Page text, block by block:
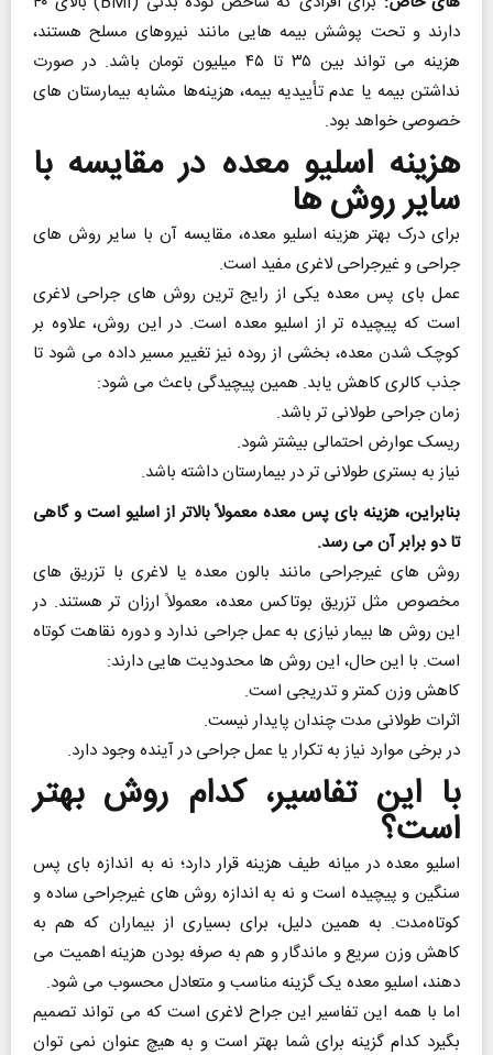
دارند و تحت پوشش بیمه ‌هایی مانند نیروهای مسلح هستند،
هزینه می‌ تواند بین ۳۵ تا ۴۵ میلیون تومان باشد. در صورت
نداشتن بیمه یا عدم تأییدیه بیمه، هزینه‌ها مشابه بیمارستان‌ های
خصوصی خواهد بود.
هزینه اسلیو معده در مقایسه با
سایر روش ‌ها
برای درک بهتر هزینه اسلیو معده، مقایسه آن با سایر روش‌ های
جراحی و غیرجراحی لاغری مفید است.
عمل بای پس معده یکی از رایج ‌ترین روش‌ های جراحی لاغری
است که پیچیده ‌تر از اسلیو معده است. در این روش، علاوه بر
کوچک شدن معده، بخشی از روده نیز تغییر مسیر داده می ‌شود تا
جذب کالری کاهش یابد. همین پیچیدگی باعث می ‌شود:
زمان جراحی طولانی‌ تر باشد.
ریسک عوارض احتمالی بیشتر شود.
نیاز به بستری طولانی ‌تر در بیمارستان داشته باشد.
بنابراین، هزینه بای پس معده معمولاً بالاتر از اسلیو است و گاهی
تا دو برابر آن می ‌رسد.
روش‌ های غیرجراحی مانند بالون معده یا لاغری با تزریق‌ های
مخصوص مثل تزریق بوتاکس معده، معمولاً ارزان ‌تر هستند. در
این روش‌ ها بیمار نیازی به عمل جراحی ندارد و دوره نقاهت کوتاه
است. با این حال، این روش‌ ها محدودیت ‌هایی دارند:
کاهش وزن کمتر و تدریجی است.
اثرات طولانی ‌مدت چندان پایدار نیست.
در برخی موارد نیاز به تکرار یا عمل جراحی در آینده وجود دارد.
با این تفاسیر، کدام روش بهتر
است؟
اسلیو معده در میانه طیف هزینه قرار دارد؛ نه به اندازه بای پس
سنگین و پیچیده است و نه به اندازه روش ‌های غیرجراحی ساده و
کوتاه‌مدت. به همین دلیل، برای بسیاری از بیماران که هم به
کاهش وزن سریع و ماندگار و هم به صرفه بودن هزینه اهمیت می
‌دهند، اسلیو معده یک گزینه مناسب و متعادل محسوب می ‌شود.
اما با همه این تفاسیر این جراح لاغری است که می تواند تصمیم
بگیرد کدام گزینه برای شما بهتر است و به هیچ عنوان نمی توان